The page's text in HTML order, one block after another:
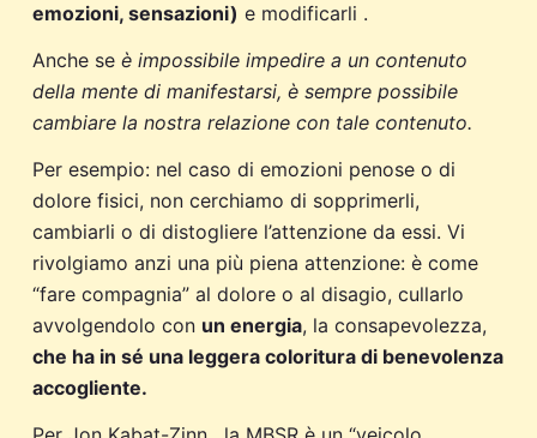
emozioni, sensazioni) e modificarli .
Anche se è impossibile impedire a un contenuto
della mente di manifestarsi, è sempre possibile
cambiare la nostra relazione con tale contenuto.
Per esempio: nel caso di emozioni penose o di
dolore fisici, non cerchiamo di sopprimerli,
cambiarli o di distogliere l’attenzione da essi. Vi
rivolgiamo anzi una più piena attenzione: è come
“fare compagnia” al dolore o al disagio, cullarlo
avvolgendolo con un energia, la consapevolezza,
che ha in sé una leggera coloritura di benevolenza
accogliente.